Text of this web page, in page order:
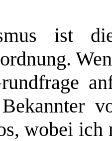
ist
Bekannter
wobei